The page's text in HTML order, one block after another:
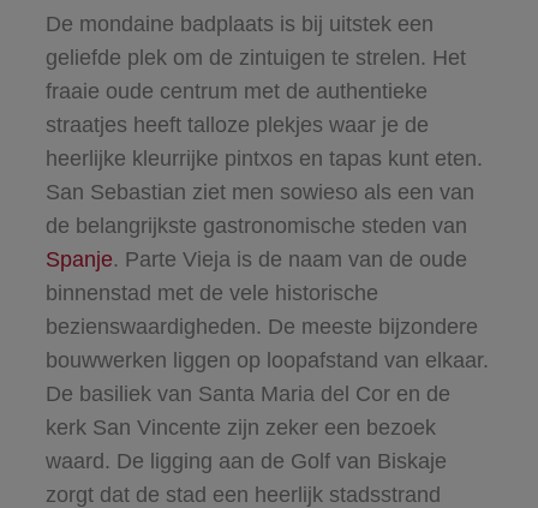
De mondaine badplaats is bij uitstek een
geliefde plek om de zintuigen te strelen. Het
fraaie oude centrum met de authentieke
straatjes heeft talloze plekjes waar je de
heerlijke kleurrijke pintxos en tapas kunt eten.
San Sebastian ziet men sowieso als een van
de belangrijkste gastronomische steden van
Spanje. Parte Vieja is de naam van de oude
binnenstad met de vele historische
bezienswaardigheden. De meeste bijzondere
bouwwerken liggen op loopafstand van elkaar.
De basiliek van Santa Maria del Cor en de
kerk San Vincente zijn zeker een bezoek
waard. De ligging aan de Golf van Biskaje
zorgt dat de stad een heerlijk stadsstrand